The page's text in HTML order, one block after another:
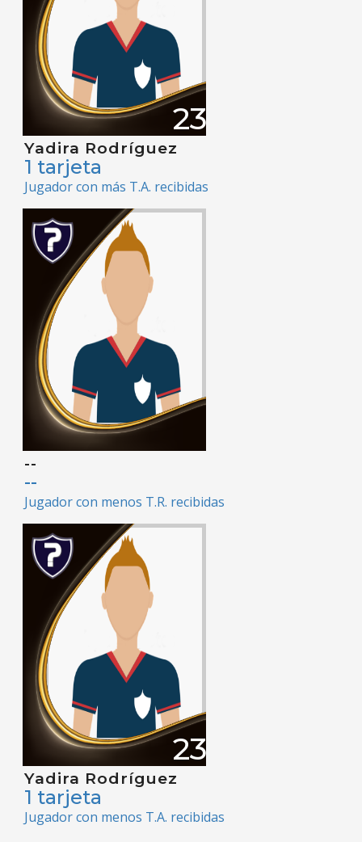
23
Yadira Rodríguez
1 tarjeta
Jugador con más T.A. recibidas
--
--
Jugador con menos T.R. recibidas
23
Yadira Rodríguez
1 tarjeta
Jugador con menos T.A. recibidas